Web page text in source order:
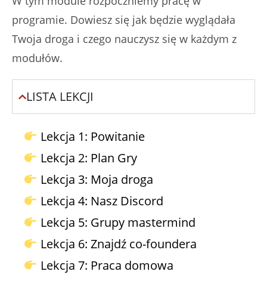
programie. Dowiesz się jak będzie wyglądała
Twoja droga i czego nauczysz się w każdym z
modułów.
LISTA LEKCJI
Lekcja 1: Powitanie
Lekcja 2: Plan Gry
Lekcja 3: Moja droga
Lekcja 4: Nasz Discord
Lekcja 5: Grupy mastermind
Lekcja 6: Znajdź co-foundera
Lekcja 7: Praca domowa